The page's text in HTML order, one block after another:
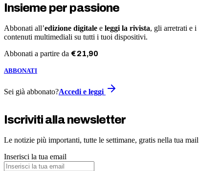
Insieme per passione
Abbonati all’edizione digitale e leggi la rivista, gli arretrati e i
contenuti multimediali su tutti i tuoi dispositivi.
Abbonati a partire da €21,90
ABBONATI
Sei già abbonato?Accedi e leggi
Iscriviti alla newsletter
Le notizie più importanti, tutte le settimane, gratis nella tua mail
Inserisci la tua email